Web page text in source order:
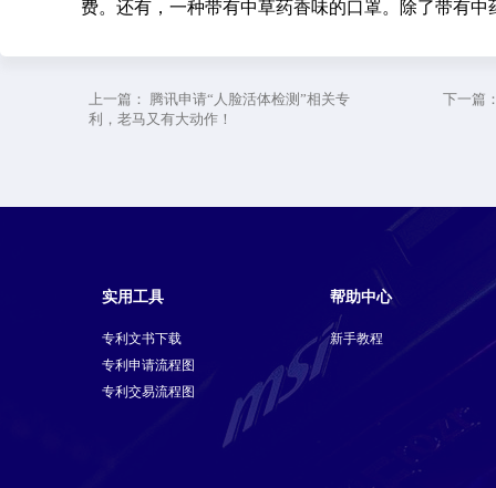
费。还有，一种带有中草药香味的口罩。除了带有
上一篇： 腾讯申请“人脸活体检测”相关专
利，老马又有大动作！
下一篇
实用工具
专利文书下载
专利申请流程图
专利交易流程图
帮助中心
新手教程